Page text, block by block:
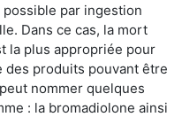
par ingestion
Dans ce cas, la mort
la plus appropriée pour
des produits pouvant être
nommer quelques
: la bromadiolone ainsi